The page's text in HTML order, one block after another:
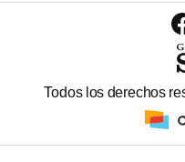
Todos los derechos